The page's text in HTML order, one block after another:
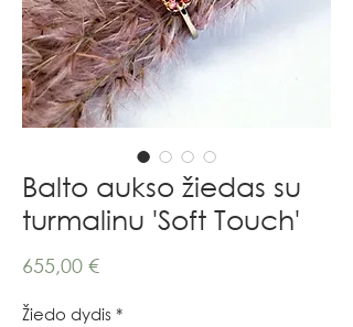
Balto aukso žiedas su
turmalinu 'Soft Touch'
655,00 €Price
Žiedo dydis *